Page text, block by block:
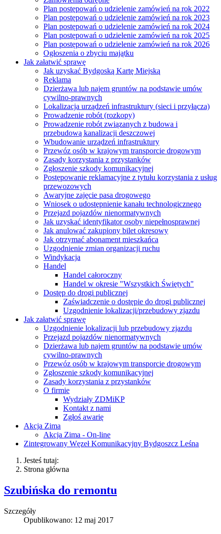
Plan postępowań o udzielenie zamówień na rok 2022
Plan postępowań o udzielenie zamówień na rok 2023
Plan postępowań o udzielenie zamówień na rok 2024
Plan postępowań o udzielenie zamówień na rok 2025
Plan postępowań o udzielenie zamówień na rok 2026
Ogłoszenia o zbyciu majątku
Jak załatwić sprawę
Jak uzyskać Bydgoską Kartę Miejską
Reklama
Dzierżawa lub najem gruntów na podstawie umów
cywilno-prawnych
Lokalizacja urządzeń infrastruktury (sieci i przyłącza)
Prowadzenie robót (rozkopy)
Prowadzenie robót związanych z budowa i
przebudową kanalizacji deszczowej
Wbudowanie urządzeń infrastruktury
Przewóz osób w krajowym transporcie drogowym
Zasady korzystania z przystanków
Zgłoszenie szkody komunikacyjnej
Postępowanie reklamacyjne z tytułu korzystania z usług
przewozowych
Awaryjne zajęcie pasa drogowego
Wniosek o udostępnienie kanału technologicznego
Przejazd pojazdów nienormatywnych
Jak uzyskać identyfikator osoby niepełnosprawnej
Jak anulować zakupiony bilet okresowy
Jak otrzymać abonament mieszkańca
Uzgodnienie zmian organizacji ruchu
Windykacja
Handel
Handel całoroczny
Handel w okresie "Wszystkich Świętych"
Dostęp do drogi publicznej
Zaświadczenie o dostępie do drogi publicznej
Uzgodnienie lokalizacji/przebudowy zjazdu
Jak załatwić sprawę
Uzgodnienie lokalizacji lub przebudowy zjazdu
Przejazd pojazdów nienormatywnych
Dzierżawa lub najem gruntów na podstawie umów
cywilno-prawnych
Przewóz osób w krajowym transporcie drogowym
Zgłoszenie szkody komunikacyjnej
Zasady korzystania z przystanków
O firmie
Wydziały ZDMiKP
Kontakt z nami
Zgłoś awarię
Akcja Zima
Akcja Zima - On-line
Zintegrowany Węzeł Komunikacyjny Bydgoszcz Leśna
Jesteś tutaj:
Strona główna
Szubińska do remontu
Szczegóły
Opublikowano: 12 maj 2017